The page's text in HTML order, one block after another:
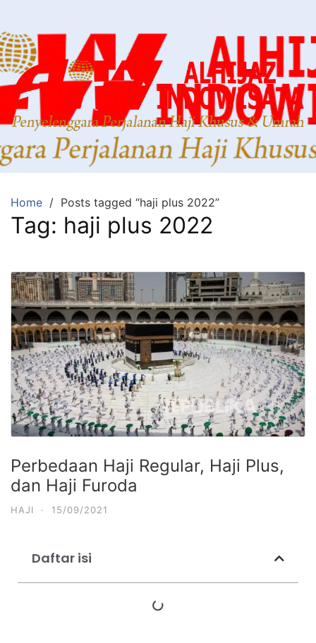
Home Posts tagged “haji plus 2022”
Tag: haji plus 2022
Perbedaan Haji Regular, Haji Plus,
dan Haji Furoda
HAJI · 15/09/2021
Daftar isi